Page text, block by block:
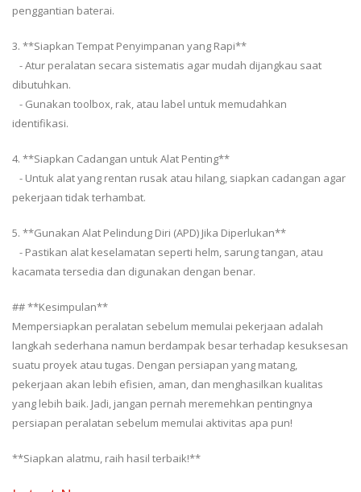
penggantian baterai.
3. **Siapkan Tempat Penyimpanan yang Rapi**
- Atur peralatan secara sistematis agar mudah dijangkau saat
dibutuhkan.
- Gunakan toolbox, rak, atau label untuk memudahkan
identifikasi.
4. **Siapkan Cadangan untuk Alat Penting**
- Untuk alat yang rentan rusak atau hilang, siapkan cadangan agar
pekerjaan tidak terhambat.
5. **Gunakan Alat Pelindung Diri (APD) Jika Diperlukan**
- Pastikan alat keselamatan seperti helm, sarung tangan, atau
kacamata tersedia dan digunakan dengan benar.
## **Kesimpulan**
Mempersiapkan peralatan sebelum memulai pekerjaan adalah
langkah sederhana namun berdampak besar terhadap kesuksesan
suatu proyek atau tugas. Dengan persiapan yang matang,
pekerjaan akan lebih efisien, aman, dan menghasilkan kualitas
yang lebih baik. Jadi, jangan pernah meremehkan pentingnya
persiapan peralatan sebelum memulai aktivitas apa pun!
**Siapkan alatmu, raih hasil terbaik!**